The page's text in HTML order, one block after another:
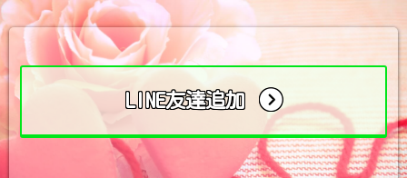
LINE友達追加